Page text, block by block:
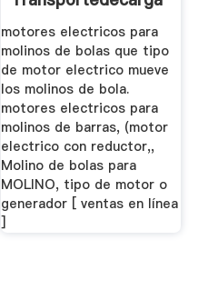
...
motores electricos para
molinos de bolas que tipo
de motor electrico mueve
los molinos de bola.
motores electricos para
molinos de barras, (motor
electrico con reductor,,
Molino de bolas para
MOLINO, tipo de motor o
generador [ ventas en línea
]